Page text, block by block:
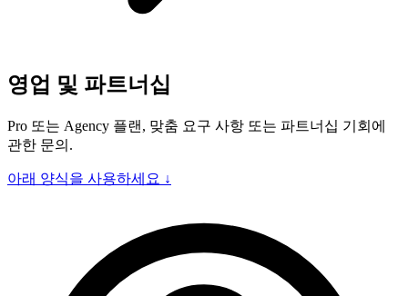
영업 및 파트너십
Pro 또는 Agency 플랜, 맞춤 요구 사항 또는 파트너십 기회에
관한 문의.
아래 양식을 사용하세요 ↓